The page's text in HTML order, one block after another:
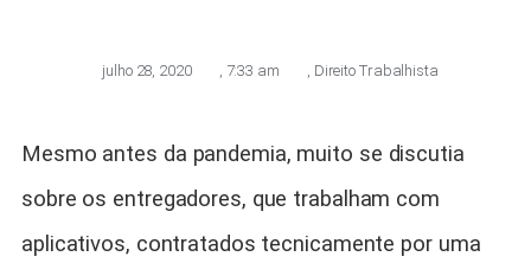
julho 28, 2020 7:33 am Direito Trabalhista
Mesmo antes da pandemia, muito se discutia
sobre os entregadores, que trabalham com
aplicativos, contratados tecnicamente por uma